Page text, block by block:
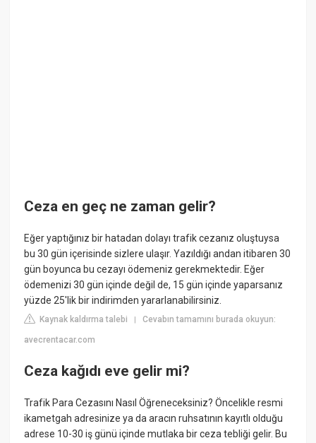
Ceza en geç ne zaman gelir?
Eğer yaptığınız bir hatadan dolayı trafik cezanız oluştuysa
bu 30 gün içerisinde sizlere ulaşır. Yazıldığı andan itibaren 30
gün boyunca bu cezayı ödemeniz gerekmektedir. Eğer
ödemenizi 30 gün içinde değil de, 15 gün içinde yaparsanız
yüzde 25'lik bir indirimden yararlanabilirsiniz.
Kaynak kaldırma talebi |Cevabın tamamını burada okuyun:
avecrentacar.com
Ceza kağıdı eve gelir mi?
Trafik Para Cezasını Nasıl Öğreneceksiniz? Öncelikle resmi
ikametgah adresinize ya da aracın ruhsatının kayıtlı olduğu
adrese 10-30 iş günü içinde mutlaka bir ceza tebliği gelir. Bu